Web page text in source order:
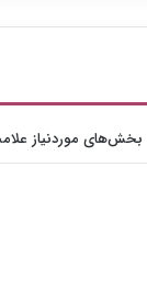
بخش‌های موردنیاز